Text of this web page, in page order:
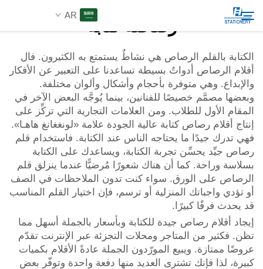
AR
المنتجات
عن الشركة
حلول مخصصة
الموارد
اتصل بنا
رصاصة كتابة
الكتابة بالقلم الرصاص هي نشاطٌ يستمتع به الكثيرون. فال
أقلام الرصاص أدواتٌ بسيطة تساعدنا على التعبير عن الأفكار
والإبداع. وهي متوفرة بأحجام وأشكال وألوان مختلفة.
وبعضها مصمَّم خصيصًا للفنانين، بينما يُوجَّه البعض الآخر في
المقام الأول للطلاب. ومن العلامات التجارية التي تركِّز على
إنتاج أقلام رصاص كتابة عالية الجودة علامة «لونغغانغ هاهـا».
فهي تدرك جيدًا ما يحتاجه الناس عند الكتابة. فاستخدام قلم
رصاص جيِّد يحسِّن تجربة الكتابة، ويساعدك على الكتابة
بسلاسة وراحة. كما أن هناك شعورًا مُرضيًّا عندما ينزلق قلم
الرصاص على الورق. سواء كنت تدون الملاحظات في الصف
أو تؤدي واجباتك المنزلية أو ترسم، فإن اختيار القلم المناسب
قد يحدث فرقًا كبيرًا.
إيجاد أقلام رصاص جيدة للكتابة وبأسعار بالجملة أسهل مما
تظن. فكثير من المتاجر ومحلات التجزئة عبر الإنترنت تقدّم
عروضًا ممتازة. ويبيع المورّدون الجملة عادةً الأقلام بكميات
كبيرة، لذا فإنك تشترى العديد منها دفعة واحدة وتوفّر بعض